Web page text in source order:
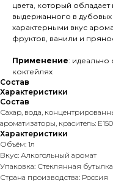
цвета, который
выдержанного в
характерными вкус
фруктов, ванили и
Применение: идеально
коктейлях
Состав
Характеристики
Состав
Сахар, вода,
ароматизаторы, краситель:
Характеристики
Объём: 1л
Вкус: Алкогольный аромат
Упаковка: Стеклянная бутылка
Страна производства: Россия